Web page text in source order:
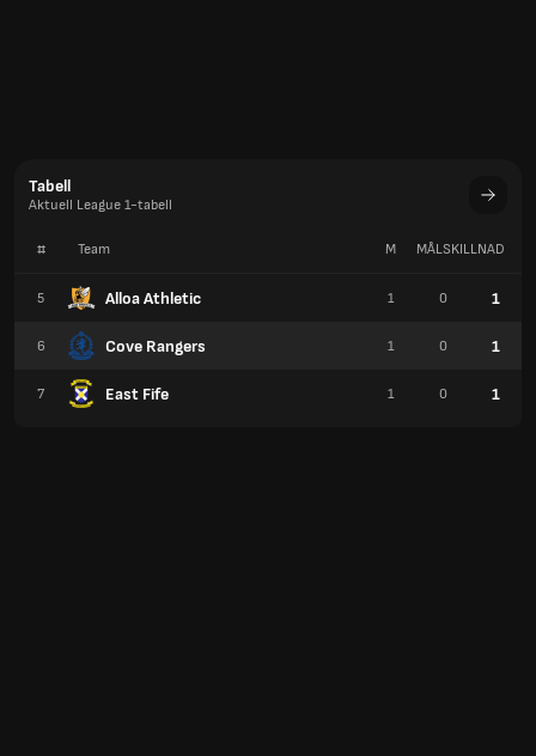
Tabell
Aktuell League 1-tabell
# Team
5 Alloa Athletic
6 Cove Rangers
7 East Fife
M MÅLSKILLNAD
1 0 1
1 0 1
1 0 1